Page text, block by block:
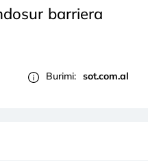
barriera
Burimi: sot.com.al